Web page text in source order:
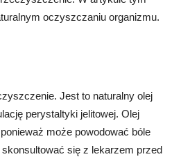
oczyszczaniu organizmu.
Jest to naturalny olej
perystaltyki jelitowej. Olej
może powodować bóle
się z lekarzem przed